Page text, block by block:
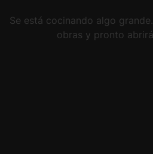
Se está cocinando algo
obras y pronto